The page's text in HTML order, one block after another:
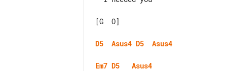
[G  O]
D5 Asus4 D5 Asus4
Em7 D5 Asus4